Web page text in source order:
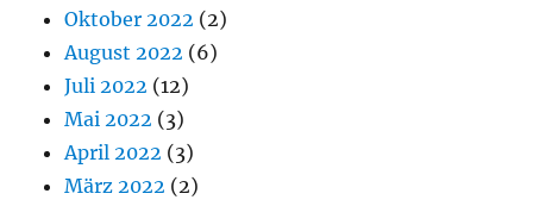
Oktober 2022 (2)
August 2022 (6)
Juli 2022 (12)
Mai 2022 (3)
April 2022 (3)
März 2022 (2)